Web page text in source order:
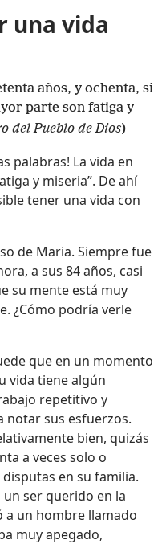
una vida
años, y ochenta, si
parte son fatiga y
del Pueblo de Dios)
palabras! La vida en
y miseria”. De ahí
tener una vida con
de Maria. Siempre fue
a sus 84 años, casi
su mente está muy
¿Cómo podría verle
que en un momento
vida tiene algún
repetitivo y
notar sus esfuerzos.
bien, quizás
a veces solo o
en su familia.
un ser querido en la
a un hombre llamado
muy apegado,